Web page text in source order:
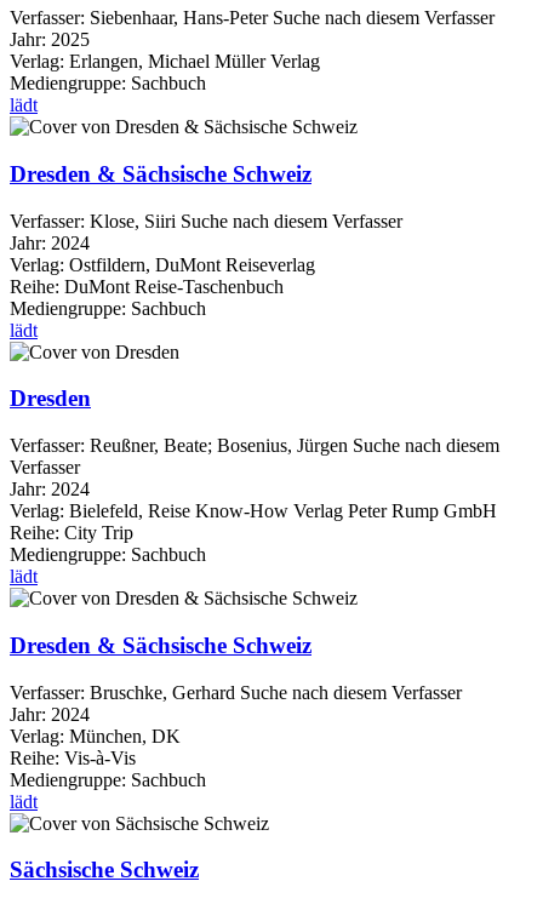
Verfasser: Siebenhaar, Hans-Peter Suche nach diesem Verfasser
Jahr: 2025
Verlag: Erlangen, Michael Müller Verlag
Mediengruppe: Sachbuch
lädt
Dresden & Sächsische Schweiz
Verfasser: Klose, Siiri Suche nach diesem Verfasser
Jahr: 2024
Verlag: Ostfildern, DuMont Reiseverlag
Reihe: DuMont Reise-Taschenbuch
Mediengruppe: Sachbuch
lädt
Dresden
Verfasser: Reußner, Beate; Bosenius, Jürgen Suche nach diesem
Verfasser
Jahr: 2024
Verlag: Bielefeld, Reise Know-How Verlag Peter Rump GmbH
Reihe: City Trip
Mediengruppe: Sachbuch
lädt
Dresden & Sächsische Schweiz
Verfasser: Bruschke, Gerhard Suche nach diesem Verfasser
Jahr: 2024
Verlag: München, DK
Reihe: Vis-à-Vis
Mediengruppe: Sachbuch
lädt
Sächsische Schweiz